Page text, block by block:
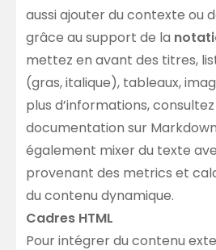
aussi ajouter du contexte ou
grâce au support de la
mettez en avant des titres,
(gras, italique), tableaux,
plus d’informations,
documentation sur Markdown
également mixer du texte
provenant des metrics et
du contenu dynamique.
Cadres HTML
Pour intégrer du contenu